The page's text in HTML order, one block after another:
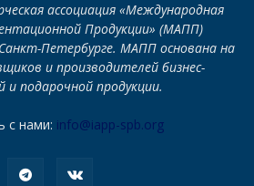
ассоциация «Международная
Продукции» (МАПП)
Петербурге. МАПП основана на
и производителей бизнес-
и подарочной продукции.
с нами: info@iapp-spb.org